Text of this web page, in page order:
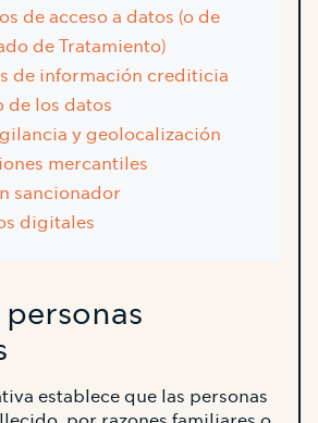
de acceso a datos (o de
de Tratamiento)
de información crediticia
de los datos
y geolocalización
mercantiles
sancionador
digitales
establece que las personas